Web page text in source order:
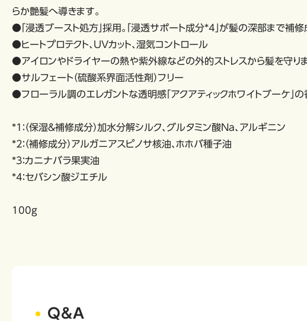
らか艶髪へ導きます。
●「浸透ブースト処方」採用。「浸透サポート成分*4」が髪の深部まで補修
●ヒートプロテクト、UVカット、湿気コントロール
●アイロンやドライヤーの熱や紫外線などの外的ストレスから髪を守りま
●サルフェート（硫酸系界面活性剤）フリー
●フローラル調のエレガントな透明感「アクアティックホワイトブーケ」の
*1：（保湿＆補修成分）加水分解シルク、グルタミン酸Na、アルギニン
*2：（補修成分）アルガニアスピノサ核油、ホホバ種子油
*3：カニナバラ果実油
*4：セバシン酸ジエチル
100g
Q&A